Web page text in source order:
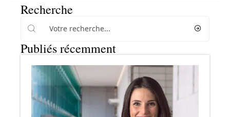
Recherche
Publiés récemment